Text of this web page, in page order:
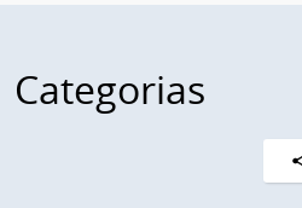
Categorias